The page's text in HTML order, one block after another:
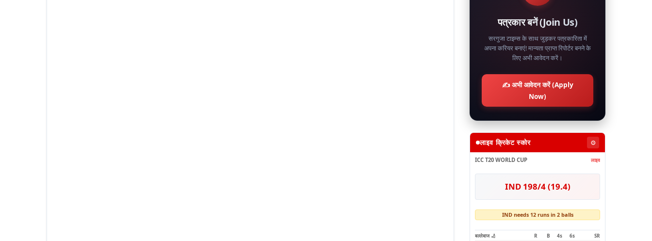
पत्रकार बनें (Join Us)
सरगुजा टाइम्स के साथ जुड़कर पत्रकारिता में
अपना करियर बनाएं! मान्यता प्राप्त रिपोर्टर बनने के
लिए अभी आवेदन करें।
✍️ अभी आवेदन करें (Apply
Now)
लाइव क्रिकेट स्कोर ⚙️
ICC T20 WORLD CUP लाइव
IND 198/4 (19.4)
IND needs 12 runs in 2 balls
बल्लेबाज 🏏 R B 4s 6s
SR